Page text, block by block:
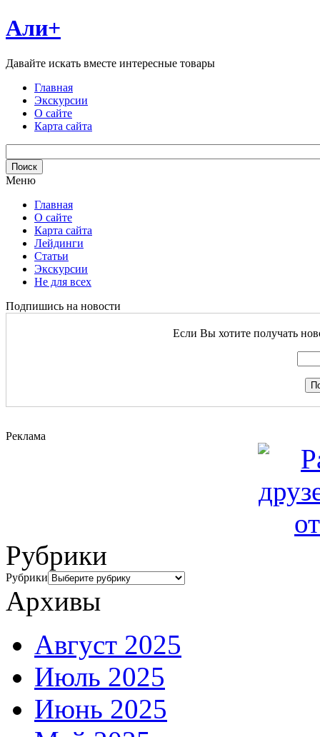
Али+
Давайте искать вместе интересные товары
Главная
Экскурсии
О сайте
Карта сайта
Меню
Главная
О сайте
Карта сайта
Лейдинги
Статьи
Экскурсии
Не для всех
Подпишись на новости
Если Вы хотите получать
Реклама
Рубрики
Рубрики
Архивы
Август 2025
Июль 2025
Июнь 2025